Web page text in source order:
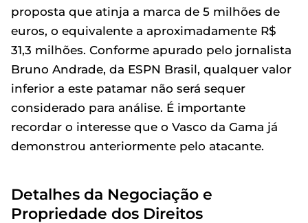
proposta que atinja a marca de 5 milhões de
euros, o equivalente a aproximadamente R$
31,3 milhões. Conforme apurado pelo jornalista
Bruno Andrade, da ESPN Brasil, qualquer valor
inferior a este patamar não será sequer
considerado para análise. É importante
recordar o interesse que o Vasco da Gama já
demonstrou anteriormente pelo atacante.
Detalhes da Negociação e
Propriedade dos Direitos